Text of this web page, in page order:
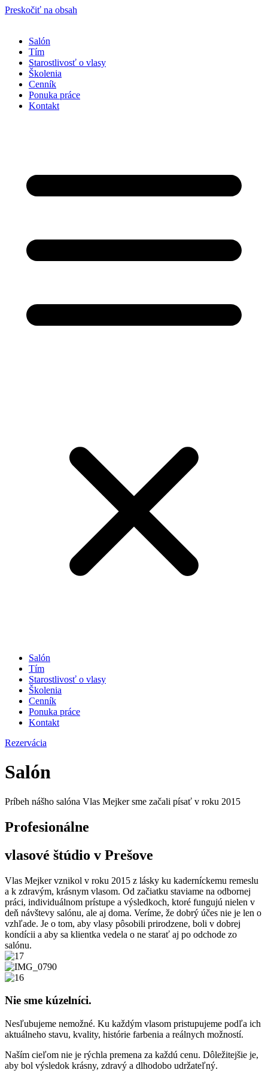
Preskočiť na obsah
Salón
Tím
Starostlivosť o vlasy
Školenia
Cenník
Ponuka práce
Kontakt
Salón
Tím
Starostlivosť o vlasy
Školenia
Cenník
Ponuka práce
Kontakt
Rezervácia
Salón
Príbeh nášho salóna Vlas Mejker sme začali písať v roku 2015
Profesionálne
vlasové štúdio v Prešove
Vlas Mejker vznikol v roku 2015 z lásky ku kaderníckemu remeslu
a k zdravým, krásnym vlasom. Od začiatku staviame na odbornej
práci, individuálnom prístupe a výsledkoch, ktoré fungujú nielen v
deň návštevy salónu, ale aj doma. Veríme, že dobrý účes nie je len o
vzhľade. Je o tom, aby vlasy pôsobili prirodzene, boli v dobrej
kondícii a aby sa klientka vedela o ne starať aj po odchode zo
salónu.
Nie sme kúzelníci.
Nesľubujeme nemožné. Ku každým vlasom pristupujeme podľa ich
aktuálneho stavu, kvality, histórie farbenia a reálnych možností.
Naším cieľom nie je rýchla premena za každú cenu. Dôležitejšie je,
aby bol výsledok krásny, zdravý a dlhodobo udržateľný.